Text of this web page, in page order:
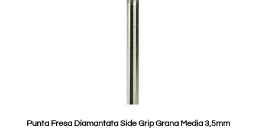
Punta Fresa Diamantata Side Grip Grana Media 3,5mm